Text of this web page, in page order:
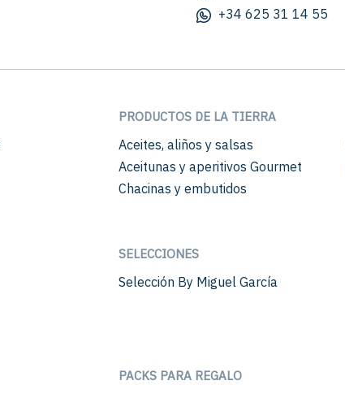
+34 625 31 14 55
PRODUCTOS DE LA TIERRA
Aceites, aliños y salsas
Aceitunas y aperitivos Gourmet
Chacinas y embutidos
SELECCIONES
Selección By Miguel García
PACKS PARA REGALO